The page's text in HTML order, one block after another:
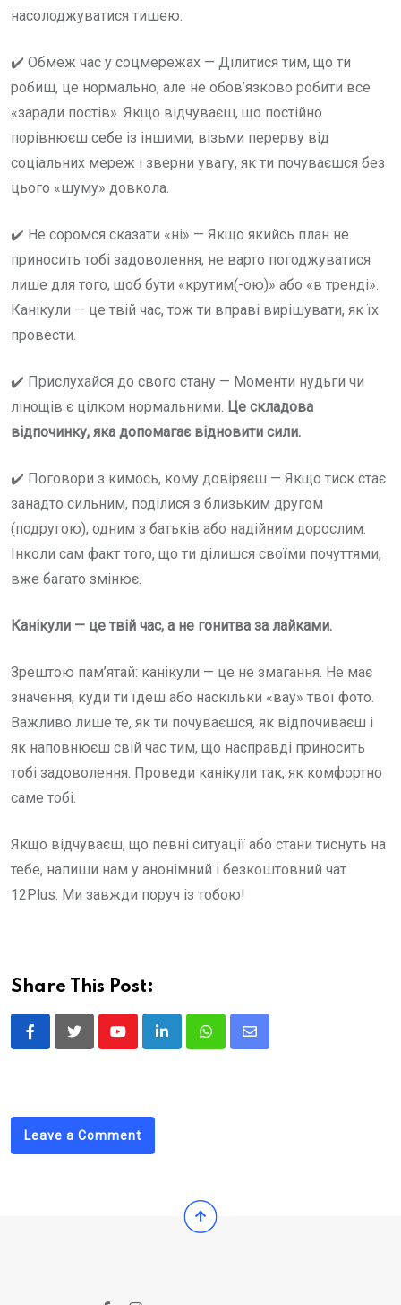
насолоджуватися тишею.
✔️ Обмеж час у соцмережах — Ділитися тим, що ти
робиш, це нормально, але не обов’язково робити все
«заради постів». Якщо відчуваєш, що постійно
порівнюєш себе із іншими, візьми перерву від
соціальних мереж і зверни увагу, як ти почуваєшся без
цього «шуму» довкола.
✔️ Не соромся сказати «ні» — Якщо якийсь план не
приносить тобі задоволення, не варто погоджуватися
лише для того, щоб бути «крутим(-ою)» або «в тренді».
Канікули — це твій час, тож ти вправі вирішувати, як їх
провести.
✔️ Прислухайся до свого стану — Моменти нудьги чи
лінощів є цілком нормальними. Це складова
відпочинку, яка допомагає відновити сили.
✔️ Поговори з кимось, кому довіряєш — Якщо тиск стає
занадто сильним, поділися з близьким другом
(подругою), одним з батьків або надійним дорослим.
Інколи сам факт того, що ти ділишся своїми почуттями,
вже багато змінює.
Канікули — це твій час, а не гонитва за лайками.
Зрештою пам’ятай: канікули — це не змагання. Не має
значення, куди ти їдеш або наскільки «вау» твої фото.
Важливо лише те, як ти почуваєшся, як відпочиваєш і
як наповнюєш свій час тим, що насправді приносить
тобі задоволення. Проведи канікули так, як комфортно
саме тобі.
Якщо відчуваєш, що певні ситуації або стани тиснуть на
тебе, напиши нам у анонімний і безкоштовний чат
12Plus. Ми завжди поруч із тобою!
Share This Post:
YoutubeLinkedInWhatsappShare
Leave a Comment